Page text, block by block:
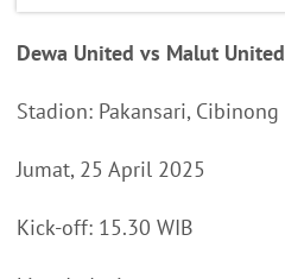
Dewa United vs Malut United
Stadion: Pakansari, Cibinong
Jumat, 25 April 2025
Kick-off: 15.30 WIB